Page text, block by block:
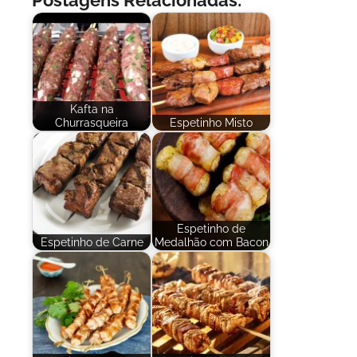
Kafta na
Churrasqueira
Espetinho Misto
Espetinho de Carne
Espetinho de
Medalhão com Bacon